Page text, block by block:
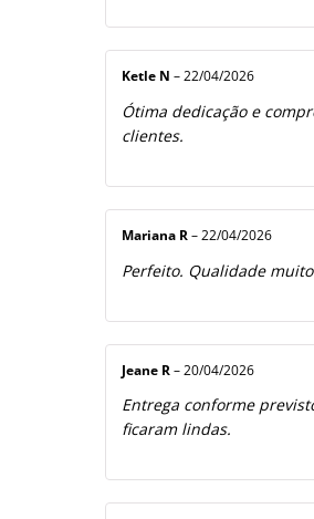
Ketle N – 22/04/2026
Ótima dedicação e
clientes.
Mariana R – 22/04/2026
Perfeito. Qualidade
Jeane R – 20/04/2026
Entrega conforme
ficaram lindas.